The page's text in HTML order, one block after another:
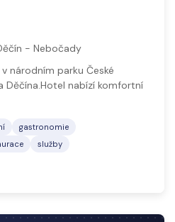
- Nebočady
národním parku České
Děčína.Hotel nabízí komfortní
gastronomie
služby